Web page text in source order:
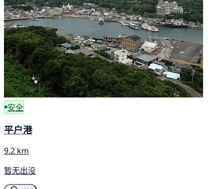
安全
平户港
9.2 km
暂无出没